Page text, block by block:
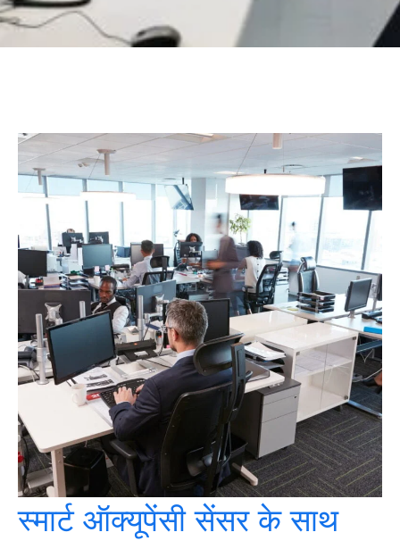
स्मार्ट ऑक्यूपेंसी सेंसर के साथ